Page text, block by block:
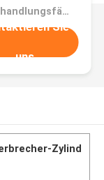
Preis：Verhandlungsfähig
Sie
uns
Zylind